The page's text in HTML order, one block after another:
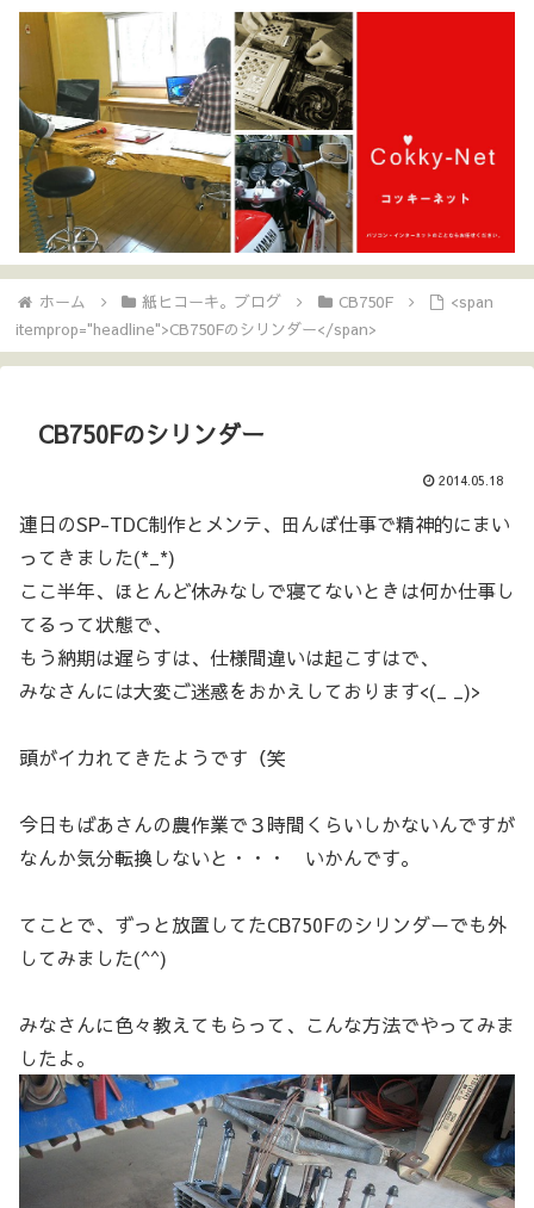
ホーム 紙ヒコーキ。ブログ CB750F
<span
itemprop="headline">CB750Fのシリンダー</span>
CB750Fのシリンダー
2014.05.18
連日のSP-TDC制作とメンテ、田んぼ仕事で精神的にまい
ってきました(*_*)
ここ半年、ほとんど休みなしで寝てないときは何か仕事し
てるって状態で、
もう納期は遅らすは、仕様間違いは起こすはで、
みなさんには大変ご迷惑をおかえしております<(_ _)>
頭がイカれてきたようです（笑
今日もばあさんの農作業で３時間くらいしかないんですが
なんか気分転換しないと・・・ いかんです。
てことで、ずっと放置してたCB750Fのシリンダーでも外
してみました(^^)
みなさんに色々教えてもらって、こんな方法でやってみま
したよ。